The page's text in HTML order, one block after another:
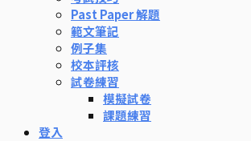
Past Paper 解題
範文筆記
例子集
校本評核
試卷練習
模擬試卷
課題練習
登入